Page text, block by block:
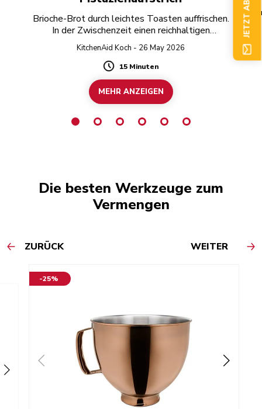
Brioche-Brot durch leichtes Toasten auffrischen.
In der Zwischenzeit einen reichhaltigen
Pistazienaufstrich mit weißer Schokolade
zubereiten.
KitchenAid Koch - 26 May 2026
Duration
15 Minuten
MEHR ANZEIGEN
Die besten Werkzeuge zum
Vermengen
ZURÜCK WEITER
-25%